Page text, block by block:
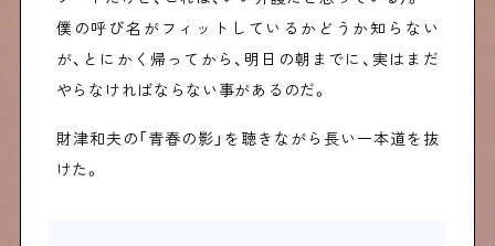
僕の呼び名がフィットしているかどうか知らない
が、とにかく帰ってから、明日の朝までに、実はまだ
やらなければならない事があるのだ。
財津和夫の「青春の影」を聴きながら長い一本道を抜
けた。